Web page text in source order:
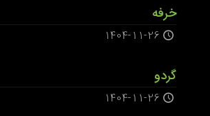
خرفه
1404-11-26
گردو
1404-11-26